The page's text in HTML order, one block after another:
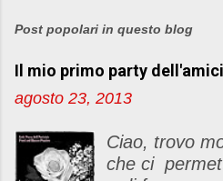
s
a
u
c
o
m
Post popolari in questo blog
Il mio primo party
agosto 23, 2013
Ciao, trovo
che ci